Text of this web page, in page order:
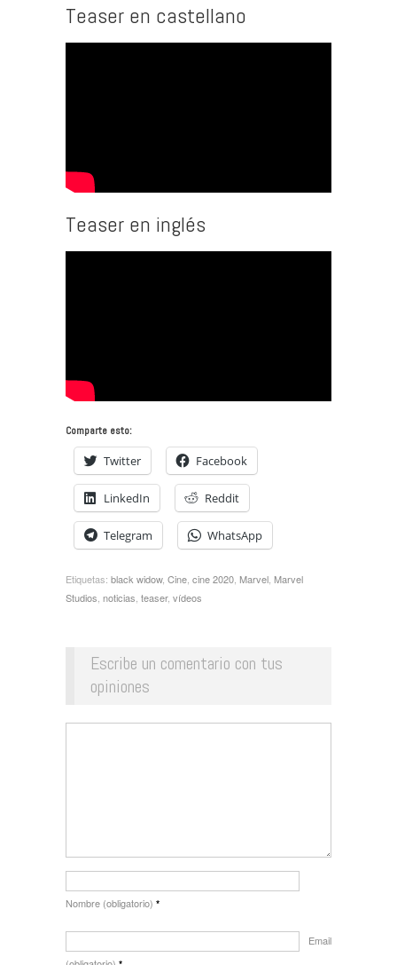
Teaser en castellano
Teaser en inglés
Comparte esto:
Twitter Facebook
LinkedIn Reddit
Telegram WhatsApp
Etiquetas: black widow, Cine cine 2020 Marvel Marvel
Studios noticias teaser, vídeos
Escribe un comentario con tus
opiniones
Nombre (obligatorio) *
Email